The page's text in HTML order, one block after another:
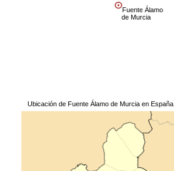
Fuente Álamo
de Murcia
Ubicación de Fuente Álamo de Murcia en España.